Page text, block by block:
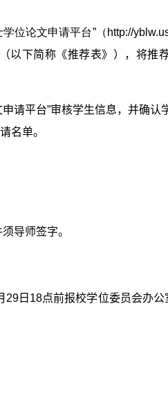
位论文申请平台”（ http://
以下简称《推荐表》），将推
请平台”审核学生信息，并确认
名单。
导师签字。
29日 18点前报校学位委员会办